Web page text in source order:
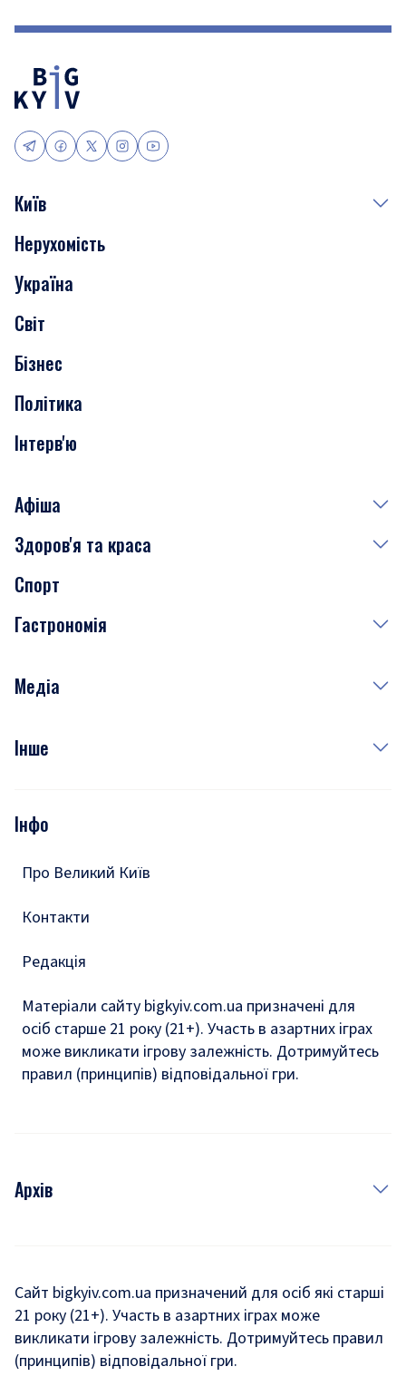
Київ
Події
Скандали
Нерухомість
Транспорт
Нерухомість
Україна
Світ
Бізнес
Політика
Інтерв'ю
Афіша
Сьогодні
Завтра
Субота
Здоров'я та краса
Медицина
Краса
Спорт
Гастрономія
Рецепти
Медіа
Фото
Подкасти
Інше
Тести
Інфо
Про Великий Київ
Контакти
Редакція
Матеріали сайту bigkyiv.com.ua призначені для
осіб старше 21 року (21+). Участь в азартних іграх
може викликати ігрову залежність. Дотримуйтесь
правил (принципів) відповідальної гри.
Архів
Комуналка
Хроніки війни
Сайт bigkyiv.com.ua призначений для осіб які старші
21 року (21+). Участь в азартних іграх може
викликати ігрову залежність. Дотримуйтесь правил
(принципів) відповідальної гри.